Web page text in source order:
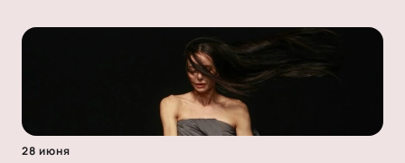
28 июня